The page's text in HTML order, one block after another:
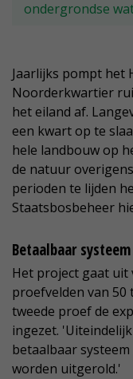
ondergrondse
Jaarlijks pompt het
Noorderkwartier
het eiland af.
een kwart op te
hele landbouw op
de natuur
perioden te lijden
Staatsbosbeheer
Betaalbaar systeem
Het project gaat uit
proefvelden van 50
tweede proef de
ingezet.
betaalbaar
worden uitgerold.'